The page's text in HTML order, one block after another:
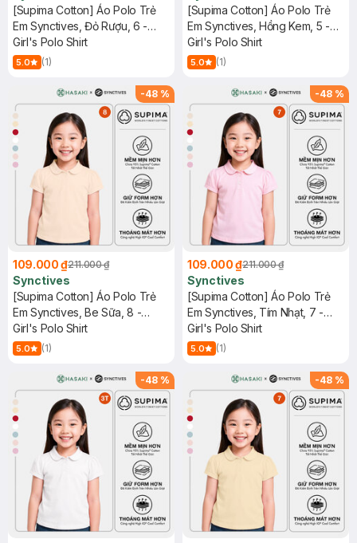
[Supima Cotton] Áo Polo Trẻ
Em Synctives, Đỏ Rượu, 6 -
CGPO01
Girl's Polo Shirt
5.0 (1)
[Supima Cotton] Áo Polo Trẻ
Em Synctives, Hồng Kem, 5 -
CGPO01
Girl's Polo Shirt
5.0 (1)
-48 %
109.000 ₫211.000 ₫
Synctives
[Supima Cotton] Áo Polo Trẻ
Em Synctives, Be Sữa, 8 -
CGPO01
Girl's Polo Shirt
5.0 (1)
-48 %
109.000 ₫211.000 ₫
Synctives
[Supima Cotton] Áo Polo Trẻ
Em Synctives, Tím Nhạt, 7 -
CGPO01
Girl's Polo Shirt
5.0 (1)
-48 % -48 %